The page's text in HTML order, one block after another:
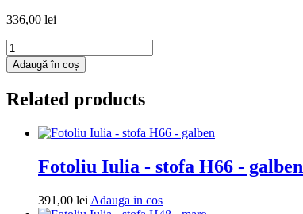
336,00 lei
Cantitate
Fotoliu
puf
-
piele
albastru/alb
Adaugă în coș
Related products
Fotoliu Iulia - stofa H66 - galben
391,00 lei Adauga in cosAdauga